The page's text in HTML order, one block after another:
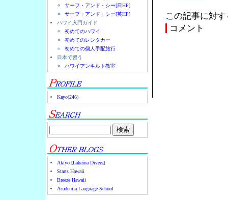
サーフ・アンド・シー[日HP]
サーフ・アンド・シー[英HP]
ハワイ入門ガイド
初めてのハワイ
初めてのレンタカー
初めての個人手配旅行
日本で習う
ハワイアンキルト教室
Kayo(246)
Akiyo [Lahaina Divers]
Starts Hawaii
Breeze Hawaii
Academia Language School
この記事に対
コメント